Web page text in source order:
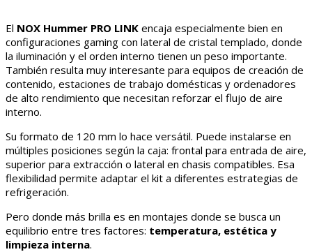
El NOX Hummer PRO LINK encaja especialmente bien en
configuraciones gaming con lateral de cristal templado, donde
la iluminación y el orden interno tienen un peso importante.
También resulta muy interesante para equipos de creación de
contenido, estaciones de trabajo domésticas y ordenadores
de alto rendimiento que necesitan reforzar el flujo de aire
interno.
Su formato de 120 mm lo hace versátil. Puede instalarse en
múltiples posiciones según la caja: frontal para entrada de aire,
superior para extracción o lateral en chasis compatibles. Esa
flexibilidad permite adaptar el kit a diferentes estrategias de
refrigeración.
Pero donde más brilla es en montajes donde se busca un
equilibrio entre tres factores: temperatura, estética y
limpieza interna.